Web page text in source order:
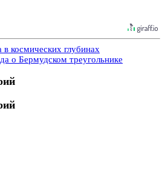
космических глубинах
о Бермудском треугольнике